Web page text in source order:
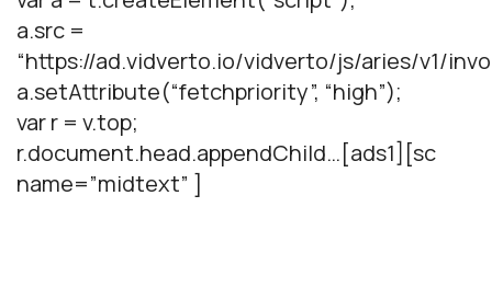
a.src =
“https://ad.vidverto.io/vidverto/js/aries/v1/
a.setAttribute(“fetchpriority”, “high”);
var r = v.top;
r.document.head.appendChild…[ads1][sc
name=”midtext” ]